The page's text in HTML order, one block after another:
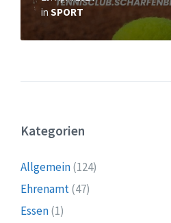
in SPORT
Kategorien
Allgemein(124)
Ehrenamt(47)
Essen(1)